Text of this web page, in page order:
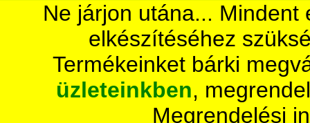
Ne járjon utána...
elkészítéséhez
Termékeinket bárki
üzleteinkben,
Megrendelési